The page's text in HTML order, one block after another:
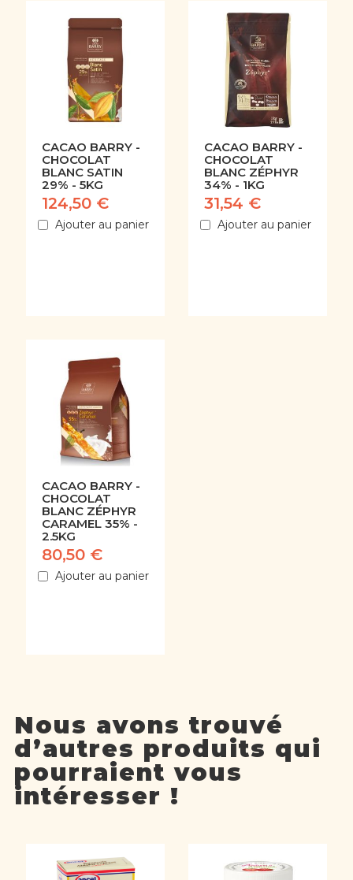
CACAO BARRY -
CHOCOLAT
BLANC SATIN
29% - 5KG
124,50 €
Ajouter au panier
CACAO BARRY -
CHOCOLAT
BLANC ZÉPHYR
34% - 1KG
31,54 €
Ajouter au panier
CACAO BARRY -
CHOCOLAT
BLANC ZÉPHYR
CARAMEL 35% -
2.5KG
80,50 €
Ajouter au panier
Nous avons trouvé
d’autres produits qui
pourraient vous
intéresser !